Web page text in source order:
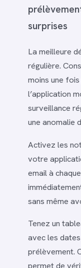
surprises
La meilleure
régulière.
moins une
l’application
surveillance
une anomalie
Activez les
votre
email à
sans même
Tenez un
avec les
prélèvement.
permet de